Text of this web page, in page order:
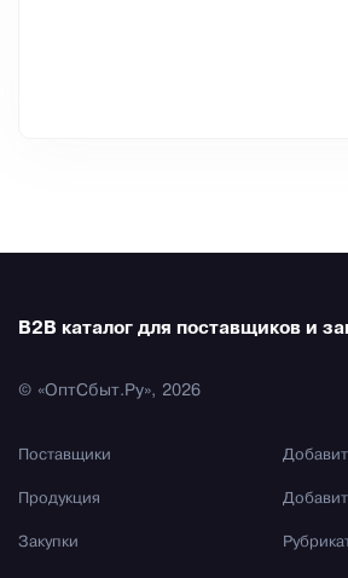
B2B каталог для поставщиков и
© «ОптСбыт.Ру», 2026
Поставщики
Продукция
Закупки